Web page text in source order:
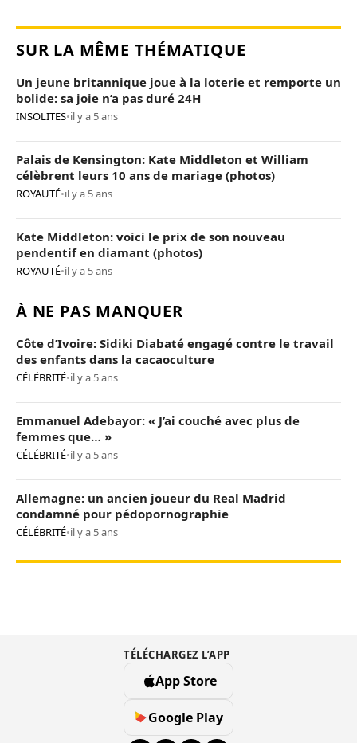
SUR LA MÊME THÉMATIQUE
Un jeune britannique joue à la loterie et remporte un
bolide: sa joie n’a pas duré 24H
INSOLITES•il y a 5 ans
Palais de Kensington: Kate Middleton et William
célèbrent leurs 10 ans de mariage (photos)
ROYAUTÉ•il y a 5 ans
Kate Middleton: voici le prix de son nouveau
pendentif en diamant (photos)
ROYAUTÉ•il y a 5 ans
À NE PAS MANQUER
Côte d’Ivoire: Sidiki Diabaté engagé contre le travail
des enfants dans la cacaoculture
CÉLÉBRITÉ•il y a 5 ans
Emmanuel Adebayor: « J’ai couché avec plus de
femmes que… »
CÉLÉBRITÉ•il y a 5 ans
Allemagne: un ancien joueur du Real Madrid
condamné pour pédopornographie
CÉLÉBRITÉ•il y a 5 ans
TÉLÉCHARGEZ L’APP
App Store
Google Play